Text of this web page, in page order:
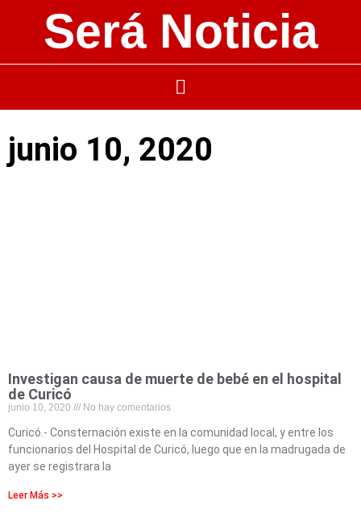
Será Noticia
junio 10, 2020
Investigan causa de muerte de bebé en el hospital
de Curicó
junio 10, 2020 No hay comentarios
Curicó.- Consternación existe en la comunidad local, y entre los
funcionarios del Hospital de Curicó, luego que en la madrugada de
ayer se registrara la
Leer Más >>